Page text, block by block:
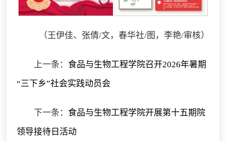
（王伊佳、张倩/文，春华社/图，李艳/审核）
上一条：食品与生物工程学院召开2026年暑期
“三下乡”社会实践动员会
下一条：食品与生物工程学院开展第十五期院
领导接待日活动